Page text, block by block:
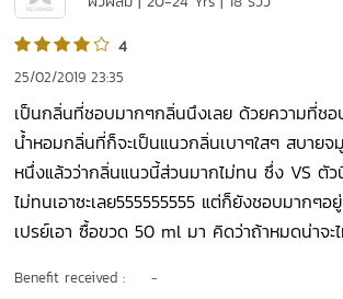
4
25/02/2019 23:35
เป็นกลิ่นที่ชอบมากๆกลิ่นนึงเลย ด้วยความที่ช
น้ำหอมกลิ่นที่ก็จะเป็นแนวกลิ่นเบาๆใสๆ สบายจ
หนึ่งแล้วว่ากลิ่นแนวนี้ส่วนมากไม่ทน ซึ่ง VS ตั
ไม่ทนเอาซะเลย555555555 แต่ก็ยังชอบมากๆ
เปรย์เอา ซื้อขวด 50 ml มา คิดว่าถ้าหมดน่าจะ
Benefit received : -